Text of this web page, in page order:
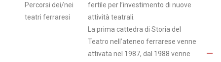
Percorsi dei/nei
teatri ferraresi
fertile per l’investimento di nuove
attività teatrali.
La prima cattedra di Storia del
Teatro nell’ateneo ferrarese venne
attivata nel 1987, dal 1988 venne